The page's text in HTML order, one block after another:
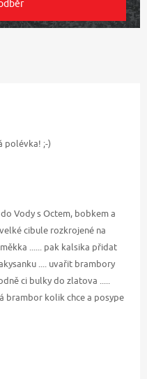
polévka! ;-)
Vody s Octem, bobkem a
cibule rozkrojené na
...... pak kalsika přidat
.... uvařit brambory
ci bulky do zlatova .....
brambor kolik chce a posype